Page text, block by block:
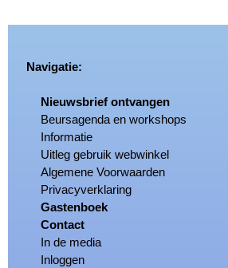
Navigatie:
Nieuwsbrief ontvangen
Beursagenda en workshops
Informatie
Uitleg gebruik webwinkel
Algemene Voorwaarden
Privacyverklaring
Gastenboek
Contact
In de media
Inloggen